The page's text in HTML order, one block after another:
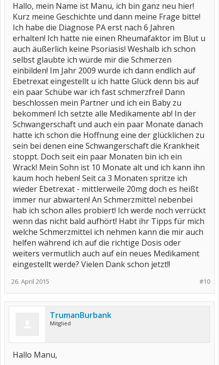
Hallo, mein Name ist Manu, ich bin ganz neu hier!
Kurz meine Geschichte und dann meine Frage bitte!
Ich habe die Diagnose PA erst nach 6 Jahren
erhalten! Ich hatte nie einen Rheumafaktor im Blut u
auch äußerlich keine Psoriasis! Weshalb ich schon
selbst glaubte ich würde mir die Schmerzen
einbilden! Im Jahr 2009 wurde ich dann endlich auf
Ebetrexat eingestellt u ich hatte Glück denn bis auf
ein paar Schübe war ich fast schmerzfrei! Dann
beschlossen mein Partner und ich ein Baby zu
bekommen! Ich setzte alle Medikamente ab! In der
Schwangerschaft und auch ein paar Monate danach
hatte ich schon die Hoffnung eine der glücklichen zu
sein bei denen eine Schwangerschaft die Krankheit
stoppt. Doch seit ein paar Monaten bin ich ein
Wrack! Mein Sohn ist 10 Monate alt und ich kann ihn
kaum hoch heben! Seit ca 3 Monaten spritze ich
wieder Ebetrexat - mittlerweile 20mg doch es heißt
immer nur abwarten! An Schmerzmittel nebenbei
hab ich schon alles probiert! Ich werde noch verrückt
wenn das nicht bald aufhört! Habt ihr Tipps für mich
welche Schmerzmittel ich nehmen kann die mir auch
helfen während ich auf die richtige Dosis oder
weiters vermutlich auch auf ein neues Medikament
eingestellt werde? Vielen Dank schon jetzt!!
#10
26. April 2015
TrumanBurbank
Mitglied
Hallo Manu,